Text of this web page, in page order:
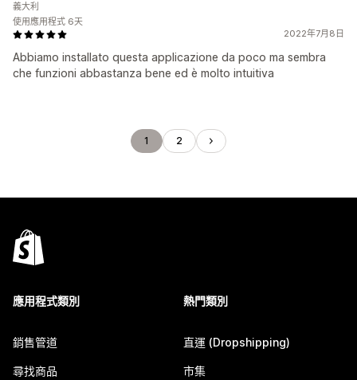
2022年7月8日
Abbiamo installato questa applicazione da poco ma sembra
che funzioni abbastanza bene ed è molto intuitiva
義大利
使用應用程式 6天
1 2
應用程式類別
銷售管道
尋找商品
熱門類別
直運 (Dropshipping)
市集